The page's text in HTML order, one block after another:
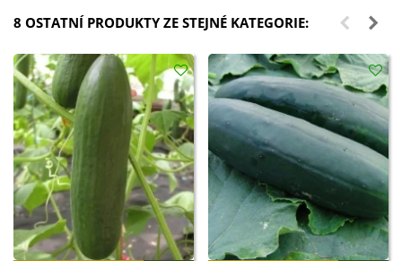
8 OSTATNÍ PRODUKTY ZE STEJNÉ KATEGORIE: